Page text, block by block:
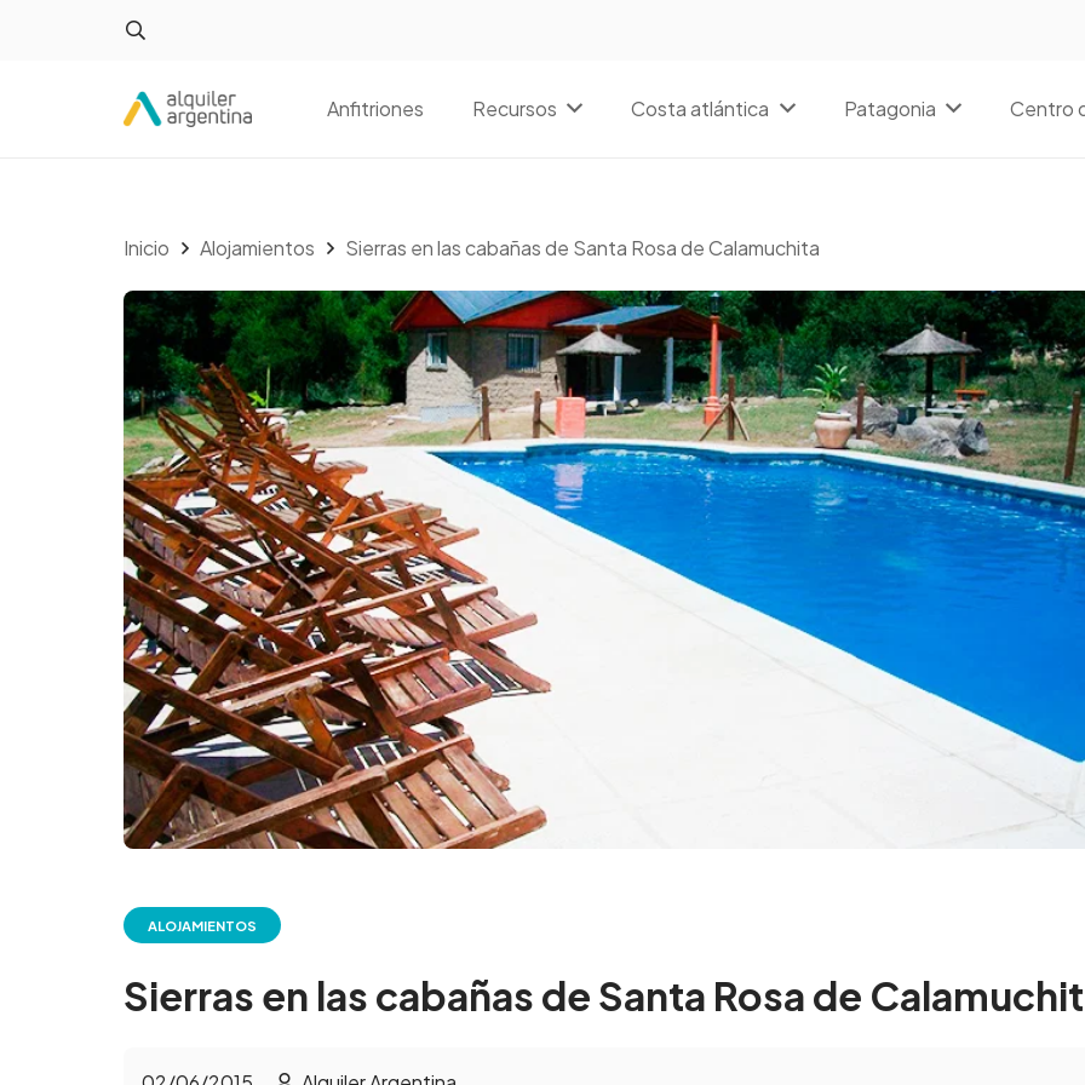
Anfitriones Recursos Costa atlántica Patagonia Centro
Inicio Alojamientos Sierras en las cabañas de Santa Rosa de Calamuchita
ALOJAMIENTOS
Sierras en las cabañas de Santa Rosa de